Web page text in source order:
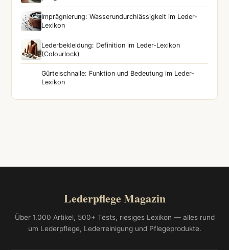
Imprägnierung: Wasserundurchlässigkeit im Leder-
Lexikon
Lederbekleidung: Definition im Leder-Lexikon
(Colourlock)
Gürtelschnalle: Funktion und Bedeutung im Leder-
Lexikon
Lederpflege Magazin
Über 1.000 Artikel, 500+ Tests, riesiges Lexikon — alles rund
um Lederpflege, Lederreinigung und Pflegeprodukte.